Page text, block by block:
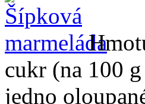
cukr (na 100
jedno